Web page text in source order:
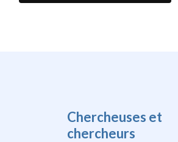
Chercheuses et
chercheurs